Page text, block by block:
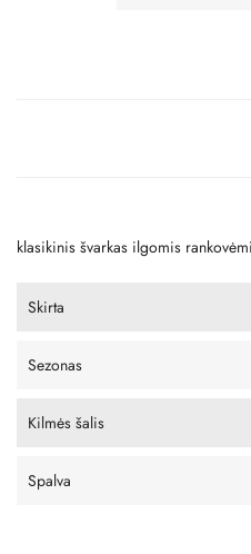
klasikinis švarkas ilgomis
Skirta
Sezonas
Kilmės šalis
Spalva